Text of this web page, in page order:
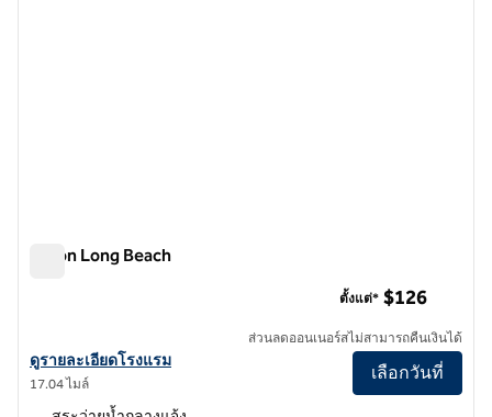
Hilton Long Beach
ดูรายละเอียดโรงแรมสําหรับ Hilton Long Beach
ดูรายละเอียดโรงแรม
17.04 ไมล์
ตั้งแต่* $126
ส่วนลดออนเนอร์สไม่สามารถคืนเงินได้
เลือกวันที่